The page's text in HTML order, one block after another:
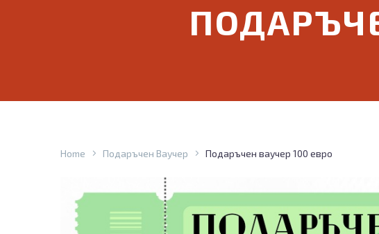
Home Подаръчен Ваучер Подаръчен ваучер 100 евро